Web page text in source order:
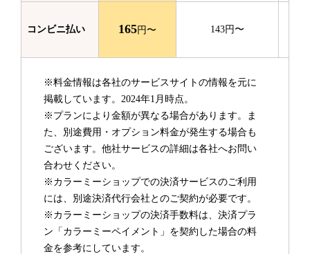
コンビニ払い 165円〜 143円〜
※料金情報は各社のサービスサイトの情報を元に
掲載しています。2024年1月時点。
※プランにより金額が異なる場合があります。ま
た、別途費用・オプション料金が発生する場合も
ございます。他社サービスの詳細は各社へお問い
合わせください。
※カラーミーショップでの決済サービスのご利用
には、別途決済代行会社とのご契約が必要です。
※カラーミーショップの決済手数料は、決済プラ
ン「カラーミーペイメント」を契約した場合の料
金を参考にしています。